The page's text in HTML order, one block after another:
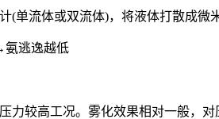
(单流体或双流体)，将液体打散成微
氨逃逸越低
力较高工况。 雾化效果相对一般，对